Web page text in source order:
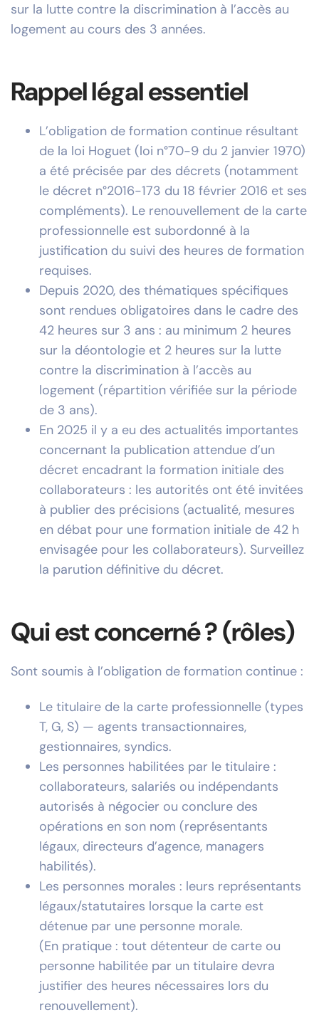
sur la lutte contre la discrimination à l’accès au
logement au cours des 3 années.
Rappel légal essentiel
L’obligation de formation continue résultant
de la loi Hoguet (loi n°70-9 du 2 janvier 1970)
a été précisée par des décrets (notamment
le décret n°2016-173 du 18 février 2016 et ses
compléments). Le renouvellement de la carte
professionnelle est subordonné à la
justification du suivi des heures de formation
requises.
Depuis 2020, des thématiques spécifiques
sont rendues obligatoires dans le cadre des
42 heures sur 3 ans : au minimum 2 heures
sur la déontologie et 2 heures sur la lutte
contre la discrimination à l’accès au
logement (répartition vérifiée sur la période
de 3 ans).
En 2025 il y a eu des actualités importantes
concernant la publication attendue d’un
décret encadrant la formation initiale des
collaborateurs : les autorités ont été invitées
à publier des précisions (actualité, mesures
en débat pour une formation initiale de 42 h
envisagée pour les collaborateurs). Surveillez
la parution définitive du décret.
Qui est concerné ? (rôles)
Sont soumis à l’obligation de formation continue :
Le titulaire de la carte professionnelle (types
T, G, S) — agents transactionnaires,
gestionnaires, syndics.
Les personnes habilitées par le titulaire :
collaborateurs, salariés ou indépendants
autorisés à négocier ou conclure des
opérations en son nom (représentants
légaux, directeurs d’agence, managers
habilités).
Les personnes morales : leurs représentants
légaux/statutaires lorsque la carte est
détenue par une personne morale.
(En pratique : tout détenteur de carte ou
personne habilitée par un titulaire devra
justifier des heures nécessaires lors du
renouvellement).